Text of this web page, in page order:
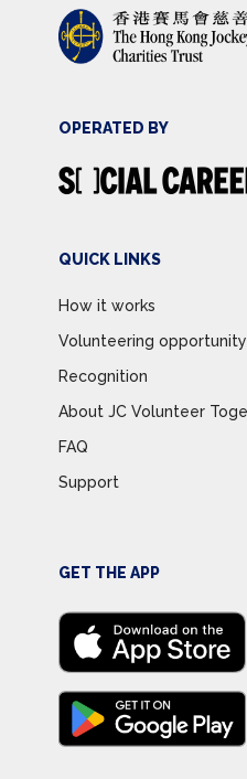
OPERATED BY
QUICK LINKS
How it works
Volunteering
Recognition
About JC Volunteer
FAQ
Support
GET THE APP